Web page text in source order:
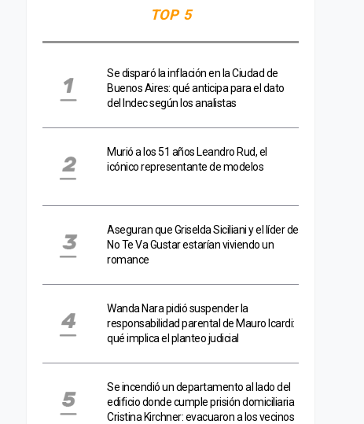
TOP 5
Se disparó la inflación en la Ciudad de
Buenos Aires: qué anticipa para el dato
del Indec según los analistas
Murió a los 51 años Leandro Rud, el
icónico representante de modelos
Aseguran que Griselda Siciliani y el líder de
No Te Va Gustar estarían viviendo un
romance
Wanda Nara pidió suspender la
responsabilidad parental de Mauro Icardi:
qué implica el planteo judicial
Se incendió un departamento al lado del
edificio donde cumple prisión domiciliaria
Cristina Kirchner: evacuaron a los vecinos